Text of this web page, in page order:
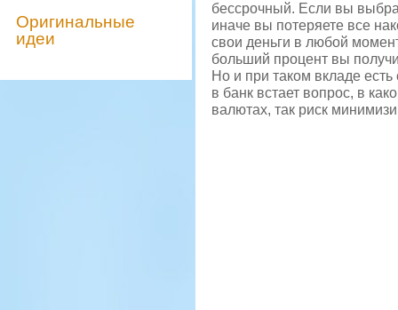
Оригинальные
идеи
бессрочный. Если вы
иначе вы потеряете все
свои деньги в любой
больший процент вы
Но и при таком вкладе
в банк встает вопрос, в
валютах, так риск